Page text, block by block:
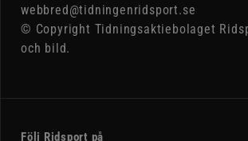
webbred@tidningenridsport.se
© Copyright Tidningsaktiebolaget
och bild.
Följ Ridsport på